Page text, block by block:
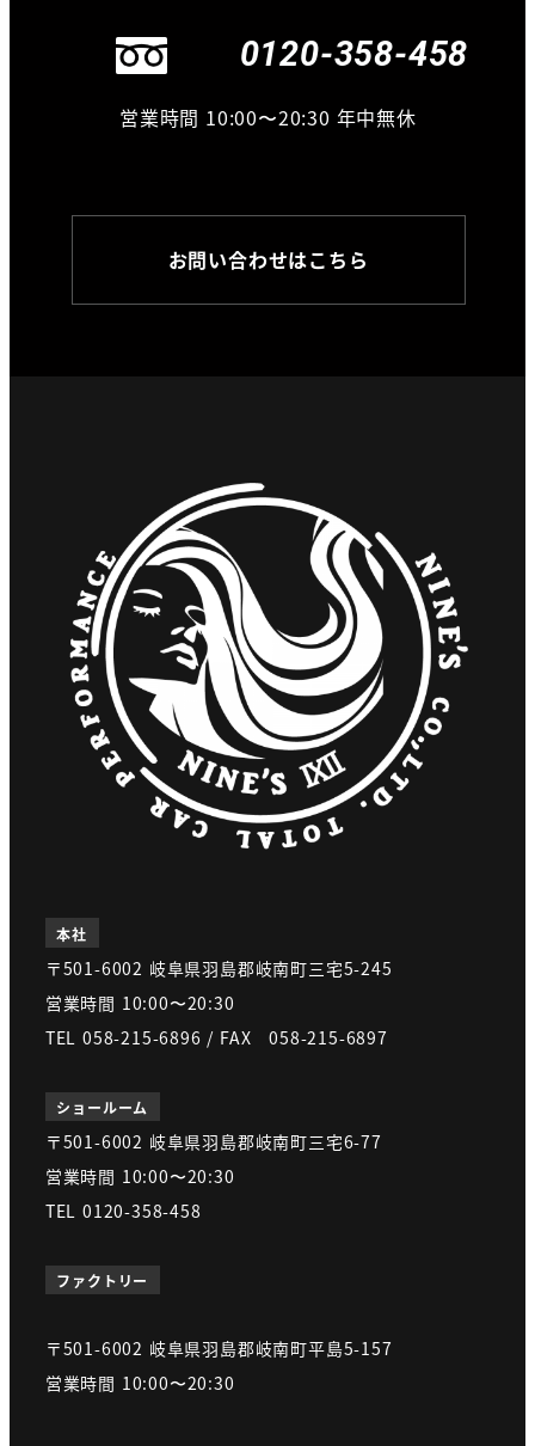
0120-358-458
営業時間 10:00〜20:30 年中無休
お問い合わせはこちら
本社
〒501-6002 岐阜県羽島郡岐南町三宅5-245
営業時間 10:00〜20:30
TEL 058-215-6896 / FAX 058-215-6897
ショールーム
〒501-6002 岐阜県羽島郡岐南町三宅6-77
営業時間 10:00〜20:30
TEL 0120-358-458
ファクトリー
〒501-6002 岐阜県羽島郡岐南町平島5-157
営業時間 10:00〜20:30